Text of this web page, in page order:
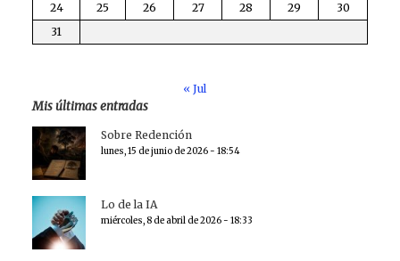
24
25 26 27 28 29
30
31
« Jul
Mis últimas entradas
Sobre Redención
lunes, 15 de junio de 2026 - 18:54
Lo de la IA
miércoles, 8 de abril de 2026 - 18:33